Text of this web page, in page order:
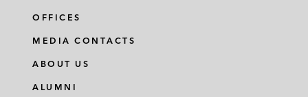
OFFICES
MEDIA CONTACTS
ABOUT US
ALUMNI